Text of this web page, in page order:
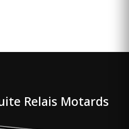
Relais Motards